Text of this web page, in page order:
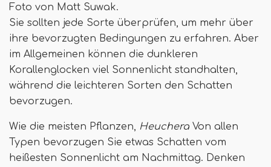
Foto von Matt Suwak.
Sie sollten jede Sorte überprüfen, um mehr über
ihre bevorzugten Bedingungen zu erfahren. Aber
im Allgemeinen können die dunkleren
Korallenglocken viel Sonnenlicht standhalten,
während die leichteren Sorten den Schatten
bevorzugen.
Wie die meisten Pflanzen, Heuchera Von allen
Typen bevorzugen Sie etwas Schatten vom
heißesten Sonnenlicht am Nachmittag. Denken